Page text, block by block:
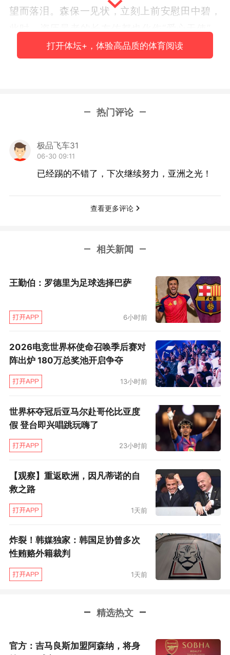
望而落泪。森保一见状，立刻上前安慰田中碧，
还有在小组赛末轮负伤导致缺席此役的板仓
愿意为“小弟”说话：“我相信田中碧也很失望，但
首先如果没有他，我们不可能走到这一步，我们
也不可能展现出这样的足球风格。结果完全与他
无关，正如我之前所说的，我们作为一个团队并
肩作战，也作为一个团队共同输掉了比赛，仅此
但事实上，日本队在本届世界杯上一直不太走
运。比赛还未开始，三笘薰、南野拓实、远藤航
就因伤缺阵，随后，森保一把队长袖标交予板仓
滉，结果他又因伤缺席了淘汰赛，还有一直为康
复而努力的久保建英，赛后也是满含泪水。他
说：“我尽了一切努力尽快回归球队……然而，我
非常对不起我的队友、教练，还有一直支持我的
家人以及其他朋友。我觉得球队的这次失利，没
并不是说如果那个关键时刻我在场上就能改变什
么，但我对于所有一直以来相信我的人感到抱
歉。 与其说是难过，让我最感到难过的还是我的
打开体坛+，体验高品质的体育阅读
热门评论
极品飞车31
06-30 09:11
已经踢的不错了，下次继续努力，亚洲之光！
查看更多评论
相关新闻
王勤伯：罗德里为足球选择巴萨
6小时前
2026电竞世界杯使命召唤季后赛对
阵出炉 180万总奖池开启争夺
13小时前
世界杯夺冠后亚马尔赴哥伦比亚度
假 登台即兴唱跳玩嗨了
23小时前
【观察】重返欧洲，因凡蒂诺的自
救之路
1天前
炸裂！韩媒独家：韩国足协曾多次
性贿赂外籍裁判
1天前
精选热文
官方：吉马良斯加盟阿森纳，将身